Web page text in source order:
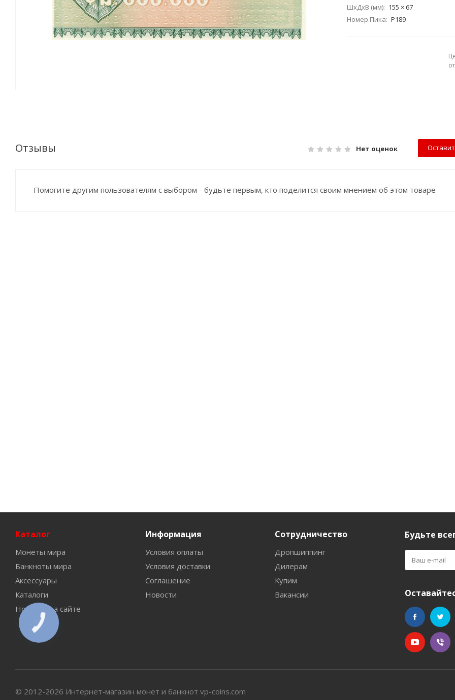
ШхДхВ (мм): 155 × 67
Номер Пика: P189
Отзывы Нет оценок
Помогите другим пользователям с выбором - будьте первым, кто поделится своим мнением об этом товаре
Каталог
Монеты мира
Банкноты мира
Аксессуары
Каталоги
Новинки на сайте
Информация
Условия оплаты
Условия доставки
Соглашение
Новости
Сотрудничество
Дропшиппинг
Дилерам
Купим
Вакансии
Будьте
© 2012-2026 Интернет-магазин монет и банкнот vp-coins.com
КНОПКА
СВЯЗИ